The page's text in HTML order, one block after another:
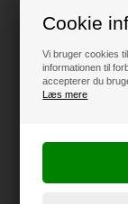
Cookie
Vi bruger cookies
informationen til
accepterer du
Læs mere
Varen er
Producent: